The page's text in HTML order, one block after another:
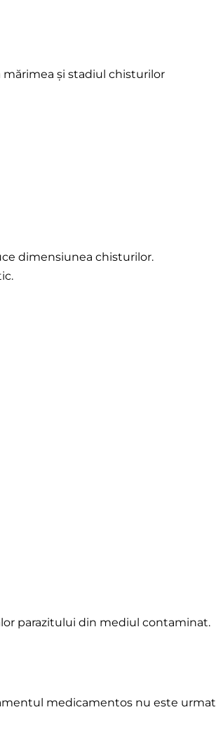
mărimea și stadiul chisturilor
dimensiunea chisturilor.
parazitului din mediul contaminat.
medicamentos nu este urmat